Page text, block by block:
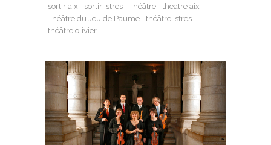
sortir aix
sortir istres Théâtre
theatre aix
Théâtre du Jeu de Paume
théâtre istres
théâtre olivier